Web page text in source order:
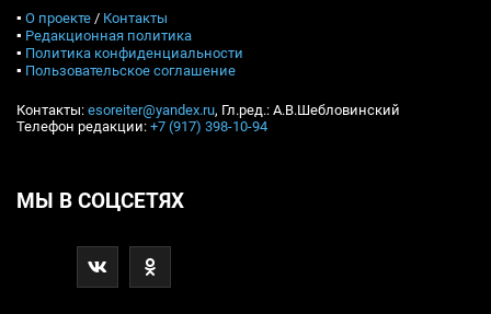
▪ О проекте / Контакты
▪ Редакционная политика
▪ Политика конфиденциальности
▪ Пользовательское соглашение
Контакты: esoreiter@yandex.ru, Гл.ред.: А.В.Шебловинский
Телефон редакции: +7 (917) 398-10-94
МЫ В СОЦСЕТЯХ